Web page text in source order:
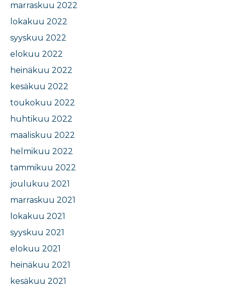
marraskuu 2022
lokakuu 2022
syyskuu 2022
elokuu 2022
heinäkuu 2022
kesäkuu 2022
toukokuu 2022
huhtikuu 2022
maaliskuu 2022
helmikuu 2022
tammikuu 2022
joulukuu 2021
marraskuu 2021
lokakuu 2021
syyskuu 2021
elokuu 2021
heinäkuu 2021
kesäkuu 2021